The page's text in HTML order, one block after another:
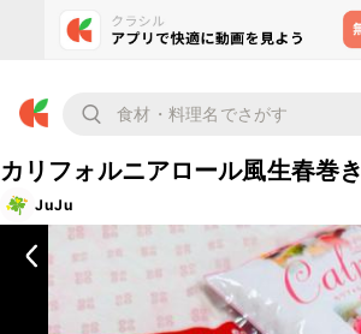
カリフォルニアロール風生春巻き
JuJu